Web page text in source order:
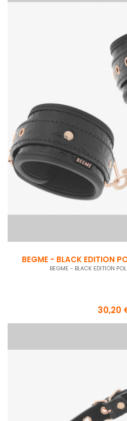
BEGME - BLACK EDITION
BEGME - BLACK EDITION
30,20